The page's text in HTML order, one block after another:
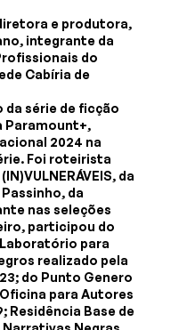
e produtora,
integrante da
do
Cabíria de
da série de ficção
Paramount+,
2024 na
Foi roteirista
da
da
nas seleções
participou do
para
realizado pela
do Punto Genero
Oficina para Autores
Residência Base de